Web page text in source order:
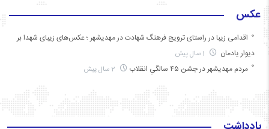
عکس
اقدامی زیبا در راستای ترویج فرهنگ شهادت در مهدیشهر ؛ عکس‌های زیبای شهدا بر
دیوار یادمان
مردم مهدیشهر در جشن ۴۵ سالگیِ انقلاب